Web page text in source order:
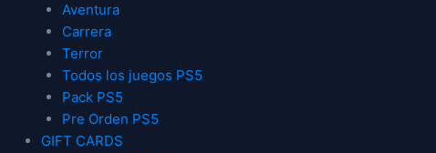
Aventura
Carrera
Terror
Todos los juegos PS5
Pack PS5
Pre Orden PS5
GIFT CARDS